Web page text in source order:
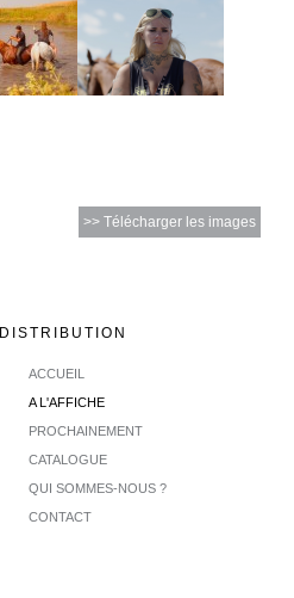
>> Télécharger les images
DISTRIBUTION
ACCUEIL
A L'AFFICHE
PROCHAINEMENT
CATALOGUE
QUI SOMMES-NOUS ?
CONTACT